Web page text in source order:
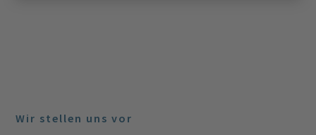
Wir stellen uns vor